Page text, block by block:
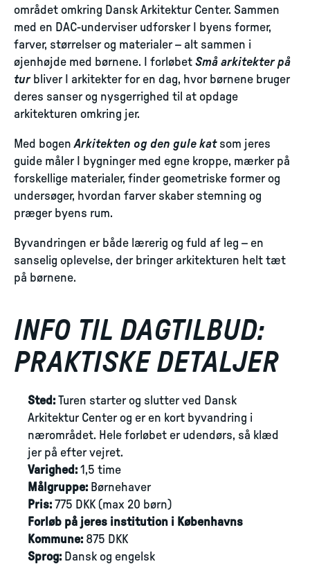
området omkring Dansk Arkitektur Center. Sammen
med en DAC-underviser udforsker I byens former,
farver, størrelser og materialer – alt sammen i
øjenhøjde med børnene. I forløbet Små arkitekter på
turbliver I arkitekter for en dag, hvor børnene bruger
deres sanser og nysgerrighed til at opdage
arkitekturen omkring jer.
Med bogenArkitekten og den gule katsom jeres
guide måler I bygninger med egne kroppe, mærker på
forskellige materialer, finder geometriske former og
undersøger, hvordan farver skaber stemning og
præger byens rum.
Byvandringen er både lærerig og fuld af leg – en
sanselig oplevelse, der bringer arkitekturen helt tæt
på børnene.
INFO TIL DAGTILBUD:
PRAKTISKE DETALJER
Sted: Turen starter og slutter ved Dansk
Arkitektur Center og er en kort byvandring i
nærområdet. Hele forløbet er udendørs, så klæd
jer på efter vejret.
Varighed: 1,5 time
Målgruppe: Børnehaver
Pris: 775 DKK (max 20 børn)
Forløb på jeres institution i Københavns
Kommune: 875 DKK
Sprog: Dansk og engelsk